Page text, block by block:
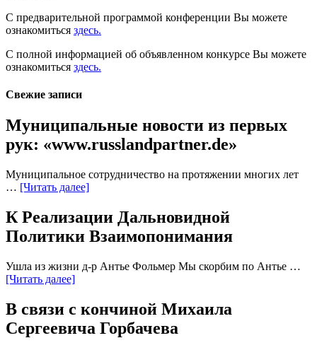
С предварительной программой конференции Вы можете
ознакомиться здесь.
С полной информацией об объявленном конкурсе Вы можете
ознакомиться здесь.
Свежие записи
Муниципальные новости из первых
рук: «www.russlandpartner.de»
Муниципальное сотрудничество на протяжении многих лет
… [Читать далее]
К Реализации Дальновидной
Политики Взаимопонимания
Ушла из жизни д-р Антье Фольмер Мы скорбим по Антье …
[Читать далее]
В связи с кончиной Михаила
Сергеевича Горбачева